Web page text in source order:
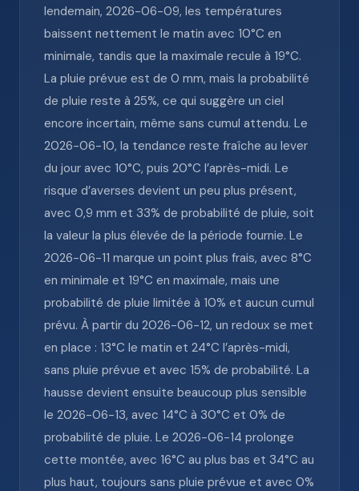
lendemain, 2026-06-09, les températures
baissent nettement le matin avec 10°C en
minimale, tandis que la maximale recule à 19°C.
La pluie prévue est de 0 mm, mais la probabilité
de pluie reste à 25%, ce qui suggère un ciel
encore incertain, même sans cumul attendu. Le
2026-06-10, la tendance reste fraîche au lever
du jour avec 10°C, puis 20°C l’après-midi. Le
risque d’averses devient un peu plus présent,
avec 0,9 mm et 33% de probabilité de pluie, soit
la valeur la plus élevée de la période fournie. Le
2026-06-11 marque un point plus frais, avec 8°C
en minimale et 19°C en maximale, mais une
probabilité de pluie limitée à 10% et aucun cumul
prévu. À partir du 2026-06-12, un redoux se met
en place : 13°C le matin et 24°C l’après-midi,
sans pluie prévue et avec 15% de probabilité. La
hausse devient ensuite beaucoup plus sensible
le 2026-06-13, avec 14°C à 30°C et 0% de
probabilité de pluie. Le 2026-06-14 prolonge
cette montée, avec 16°C au plus bas et 34°C au
plus haut, toujours sans pluie prévue et avec 0%